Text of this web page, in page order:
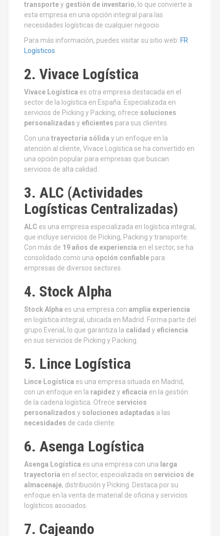
transportey gestión de inventario, lo que convierte a
esta empresa en una opción integral para las
necesidades logísticas de cualquier negocio.
Para más información, puedes visitar su sitio web: FR
Logísticos.
2. Vivace Logística
Vivace Logística es otra empresa destacada en el
sector de la logística en España. Especializada en
servicios de Picking y Packing, ofrece soluciones
personalizadas y eficientes para sus clientes.
Con una trayectoria sólida y un enfoque en la
atención al cliente, Vivace Logística se ha convertido en
una opción popular para empresas que buscan
servicios de alta calidad.
3. ALC (Actividades
Logísticas Centralizadas)
ALC es una empresa especializada en logística integral,
que incluye servicios de Picking, Packing y transporte.
Con más de 19 años de experiencia en el sector, se ha
consolidado como una opción confiable para
empresas de diversos sectores.
4. Stock Alpha
Stock Alpha es una empresa con amplia experiencia
en logística integral, ubicada en Madrid. Forma parte del
grupo Everial, lo que garantiza la calidad y eficiencia
en sus servicios de Picking y Packing.
5. Lince Logística
Lince Logística es una empresa situada en Madrid,
con un enfoque en la rapidez y eficacia en la gestión
de la cadena logística. Ofrece servicios
personalizados y soluciones adaptadas a las
necesidades de cada cliente.
6. Asenga Logística
Asenga Logística es una empresa con una larga
trayectoria en el sector, especializada en servicios de
almacenaje, distribución y Picking. Destaca por su
enfoque en la venta de material de oficina y servicios
logísticos asociados.
7. Cajeando